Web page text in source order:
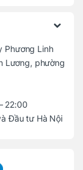
Phương Linh
Lương, phường
22:00
Đầu tư Hà Nội